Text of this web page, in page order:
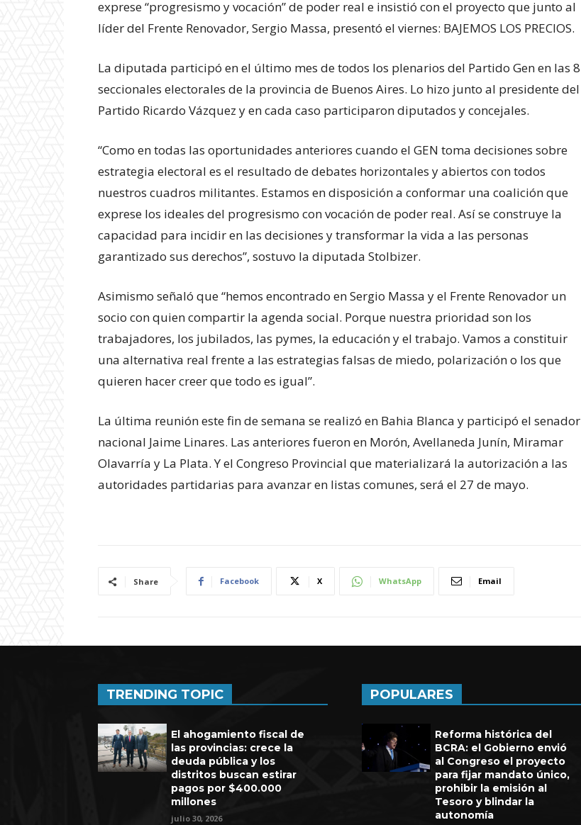
Experiencia de seis años en UEFA
exprese “progresismo y vocación” de poder real e insistió con el proyecto que junto al
líder del Frente Renovador, Sergio Massa, presentó el viernes: BAJEMOS LOS PRECIOS.
La diputada participó en el último mes de todos los plenarios del Partido Gen en las 8
seccionales electorales de la provincia de Buenos Aires. Lo hizo junto al presidente del
Partido Ricardo Vázquez y en cada caso participaron diputados y concejales.
“Como en todas las oportunidades anteriores cuando el GEN toma decisiones sobre
estrategia electoral es el resultado de debates horizontales y abiertos con todos
nuestros cuadros militantes. Estamos en disposición a conformar una coalición que
exprese los ideales del progresismo con vocación de poder real. Así se construye la
capacidad para incidir en las decisiones y transformar la vida a las personas
garantizado sus derechos”, sostuvo la diputada Stolbizer.
Asimismo señaló que “hemos encontrado en Sergio Massa y el Frente Renovador un
socio con quien compartir la agenda social. Porque nuestra prioridad son los
trabajadores, los jubilados, las pymes, la educación y el trabajo. Vamos a constituir
una alternativa real frente a las estrategias falsas de miedo, polarización o los que
quieren hacer creer que todo es igual”.
La última reunión este fin de semana se realizó en Bahia Blanca y participó el senador
nacional Jaime Linares. Las anteriores fueron en Morón, Avellaneda Junín, Miramar
Olavarría y La Plata. Y el Congreso Provincial que materializará la autorización a las
autoridades partidarias para avanzar en listas comunes, será el 27 de mayo.
Share Facebook X WhatsApp Email
TRENDING TOPIC
El ahogamiento fiscal de
las provincias: crece la
deuda pública y los
distritos buscan estirar
pagos por $400.000
millones
julio 30, 2026
POPULARES
Reforma histórica del
BCRA: el Gobierno envió
al Congreso el proyecto
para fijar mandato único,
prohibir la emisión al
Tesoro y blindar la
autonomía